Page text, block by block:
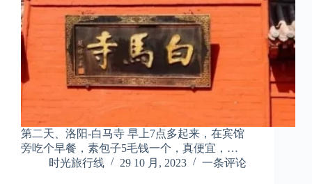
第二天、洛阳-白马寺 早上7点多起来，在宾馆
旁吃个早餐，素包子5毛钱一个，真便宜，…
时光旅行线
29 10 月, 2023 一条评论